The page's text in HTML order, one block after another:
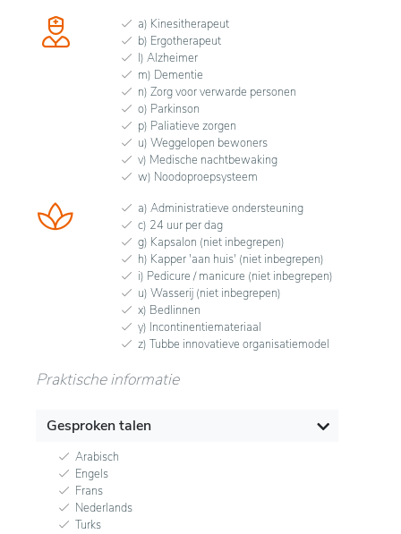
a) Kinesitherapeut
b) Ergotherapeut
l) Alzheimer
m) Dementie
n) Zorg voor verwarde personen
o) Parkinson
p) Paliatieve zorgen
u) Weggelopen bewoners
v) Medische nachtbewaking
w) Noodoproepsysteem
a) Administratieve ondersteuning
c) 24 uur per dag
g) Kapsalon (niet inbegrepen)
h) Kapper 'aan huis' (niet inbegrepen)
i) Pedicure / manicure (niet inbegrepen)
u) Wasserij (niet inbegrepen)
x) Bedlinnen
y) Incontinentiemateriaal
z) Tubbe innovatieve organisatiemodel
Praktische informatie
Gesproken talen
Arabisch
Engels
Frans
Nederlands
Turks